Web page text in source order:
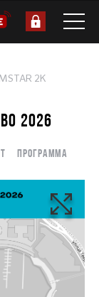
2K
2026
Программа